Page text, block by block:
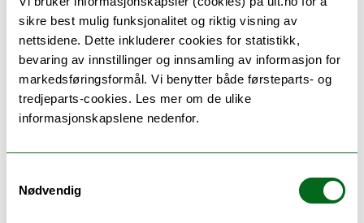
sikre best mulig funksjonalitet og riktig visning av
nettsidene. Dette inkluderer cookies for statistikk,
bevaring av innstillinger og innsamling av informasjon for
markedsføringsformål. Vi benytter både førsteparts- og
tredjeparts-cookies. Les mer om de ulike
informasjonskapslene nedenfor.
Nødvendig
Markeringen finner sted torsdag 4. juni kl.14.00 i
TEO-H1 Auditorium 1.
På programmet er det taler og kunstneriske innslag
samt utdeling av roser.
Etter arrangementet blir det alkoholfrie bobler for
påmeldte kandidater og påmeldte gjester utenfor
Auditorium 1.
NB! Fotografering (frivillig) av kandidatene før selve
arrangementet, kl. 13.00 i SVHUM-bygget, utenfor B-